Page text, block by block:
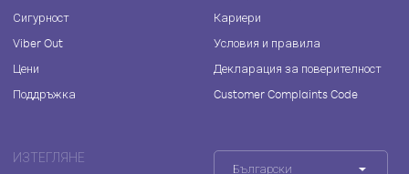
Сигурност
Viber Out
Цени
Поддръжка
Кариери
Условия и правила
Декларация за поверителност
Customer Complaints Code
ИЗТЕГЛЯНЕ
Български